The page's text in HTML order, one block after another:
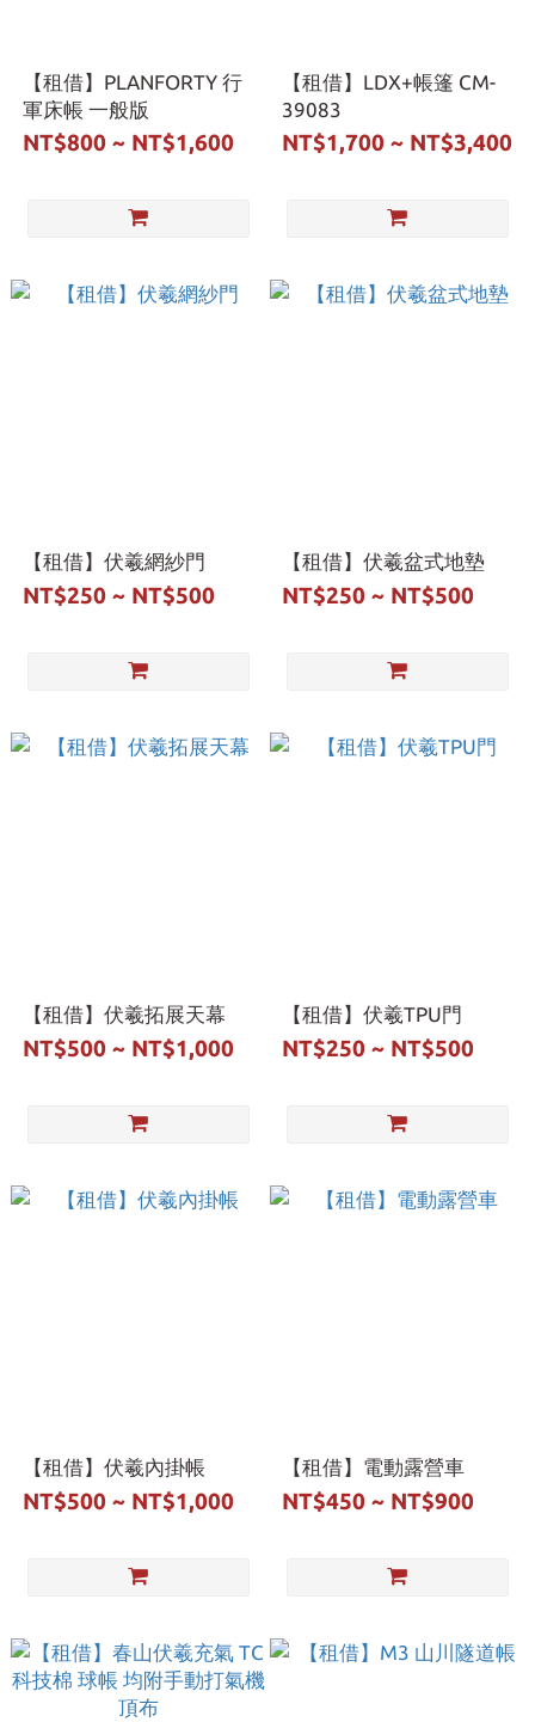
【租借】PLANFORTY 行
軍床帳 一般版
NT$800 ~ NT$1,600
【租借】LDX+帳篷 CM-
39083
NT$1,700 ~ NT$3,400
【租借】伏羲網紗門
NT$250 ~ NT$500
【租借】伏羲盆式地墊
NT$250 ~ NT$500
【租借】伏羲拓展天幕
NT$500 ~ NT$1,000
【租借】伏羲TPU門
NT$250 ~ NT$500
【租借】伏羲內掛帳
NT$500 ~ NT$1,000
【租借】電動露營車
NT$450 ~ NT$900